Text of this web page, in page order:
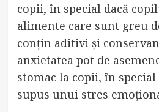
copii, în special dacă
alimente care sunt greu
conțin aditivi și
anxietatea pot de
stomac la copii, în
supus unui stres